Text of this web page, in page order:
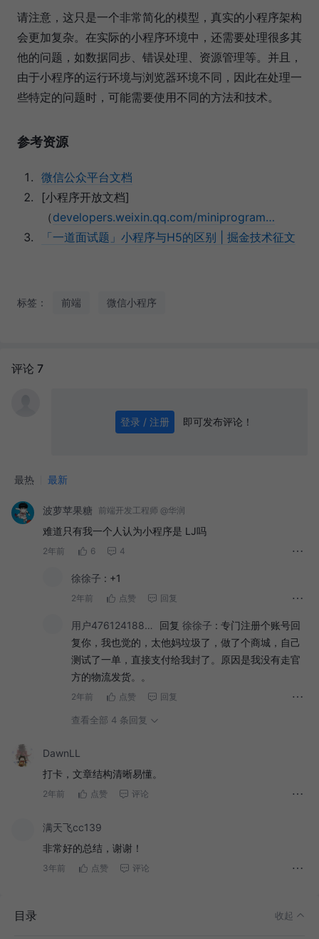
请注意，这只是一个非常简化的模型，真实的小程序架构
会更加复杂。在实际的小程序环境中，还需要处理很多其
他的问题，如数据同步、错误处理、资源管理等。并且，
由于小程序的运行环境与浏览器环境不同，因此在处理一
些特定的问题时，可能需要使用不同的方法和技术。
参考资源
微信公众平台文档
[小程序开放文档]
（developers.weixin.qq.com/miniprogram…
「一道面试题」小程序与H5的区别 | 掘金技术征文
标签： 前端 微信小程序
评论 7
登录 / 注册 即可发布评论！
最热 最新
波萝苹果糖 前端开发工程师 @华润
难道只有我一个人认为小程序是 LJ吗
2年前 6 4
徐徐子 : +1
2年前 点赞 回复
用户47612418805 回复 徐徐子 : 专门注册个账号回
复你，我也觉的，太他妈垃圾了，做了个商城，自己
测试了一单，直接支付给我封了。原因是我没有走官
方的物流发货。。
2年前 点赞 回复
查看全部 4 条回复
DawnLL
打卡，文章结构清晰易懂。
2年前 点赞 评论
满天飞cc139
非常好的总结，谢谢！
3年前 点赞 评论
目录 收起
一. 小程序 VS H5
1. 运行环境
2. 开发环境和工具